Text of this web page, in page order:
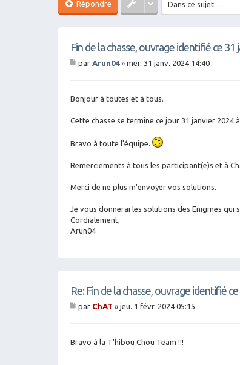
Répondre
Fin de la chasse, ouvrage identifié ce 31
g
par Arun04» mer. 31 janv. 2024 14:40
Bonjour à toutes et à tous.
Cette chasse se termine ce jour 31 janvier 2024
Bravo à toute l'équipe.
Remerciements à tous les participant(e)s et à
Merci de ne plus m'envoyer vos solutions.
‌Je vous donnerai les solutions des Enigmes qui
Cordialement,
Arun04
Re: Fin de la chasse, ouvrage identifié
g
par ChAT » jeu. 1 févr. 2024 05:15
Bravo à la T'hibou Chou Team !!!